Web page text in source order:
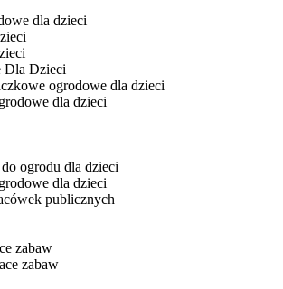
dla dzieci
Dla Dzieci
ogrodowe dla dzieci
dla dzieci
ogrodu dla dzieci
dla dzieci
publicznych
zabaw
zabaw